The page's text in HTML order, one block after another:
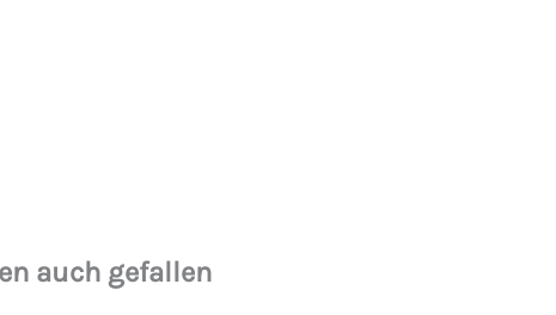
auch gefallen